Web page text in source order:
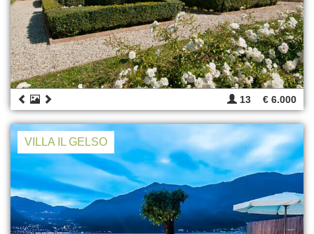
13 € 6.000
VILLA IL GELSO